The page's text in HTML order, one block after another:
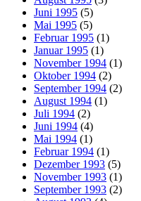
Juni 1995 (5)
Mai 1995 (5)
Februar 1995 (1)
Januar 1995 (1)
November 1994 (1)
Oktober 1994 (2)
September 1994 (2)
August 1994 (1)
Juli 1994 (2)
Juni 1994 (4)
Mai 1994 (1)
Februar 1994 (1)
Dezember 1993 (5)
November 1993 (1)
September 1993 (2)